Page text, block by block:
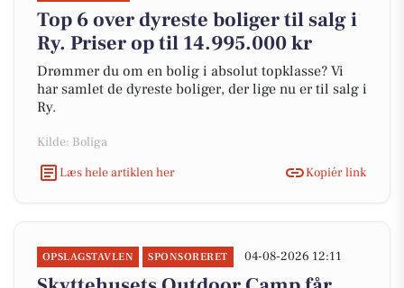
Top 6 over dyreste boliger til salg i
Ry. Priser op til 14.995.000 kr
Drømmer du om en bolig i absolut topklasse? Vi
har samlet de dyreste boliger, der lige nu er til salg i
Ry.
Kilde: Boliga
Læs hele artiklen her
Kopiér link
OPSLAGSTAVLEN SPONSORERET 04-08-2026 12:11